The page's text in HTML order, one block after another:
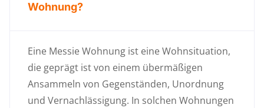
Wohnung?
Eine Messie Wohnung ist eine Wohnsituation,
die geprägt ist von einem übermäßigen
Ansammeln von Gegenständen, Unordnung
und Vernachlässigung. In solchen Wohnungen